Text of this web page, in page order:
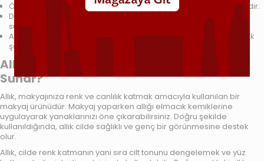
Önce cildinizi güzelce temizleyip nemlendirmeniz gerekmektedir.
Daha iyi bir kalıcılık için makyaj bazı uygulayıp üzerine fondöten
sürmeniz de faydalı olacaktır.
Ardından allığı fırçanıza alıp elmacık kemiklerinizden başlayarak
şakağınıza doğru uygulamanız gerekiyor.
Allık Kullanımı Ciltte Nasıl Bir Görünüm
Sunar?
Allık, makyajınıza renk ve canlılık katmak amacıyla kullanılan bir
makyaj ürünüdür. Makyaj yaparken allığı elmacık kemiklerine
uygulayarak yanaklarınızı öne çıkarabilirsiniz. Doğru şekilde
kullanıldığında, allık cilde sağlıklı ve genç bir görünmesine destek
olur.
Allık, cilde renk katmanın yanı sıra cilt tonunu dengelemek ve yüz